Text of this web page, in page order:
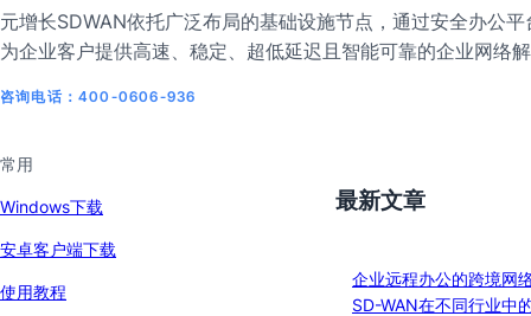
元增长SDWAN依托广泛布局的基础设施节点，通过安全办公
为企业客户提供高速、稳定、超低延迟且智能可靠的企业网络
咨询电话：400-0606-936
常用
Windows下载
安卓客户端下载
使用教程
最新文章
企业远程办公的跨境网
SD-WAN在不同行业中